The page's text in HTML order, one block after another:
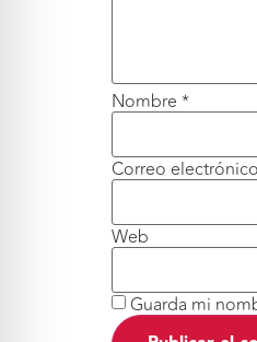
Nombre *
Correo electrónico
Web
Guarda mi